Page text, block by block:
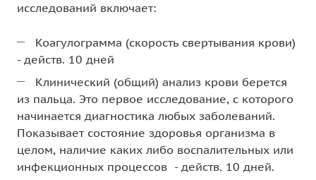
исследований включает:
Коагулограмма (скорость свертывания крови)
- действ. 10 дней
Клинический (общий) анализ крови берется
из пальца. Это первое исследование, с которого
начинается диагностика любых заболеваний.
Показывает состояние здоровья организма в
целом, наличие каких либо воспалительных или
инфекционных процессов - действ. 10 дней.